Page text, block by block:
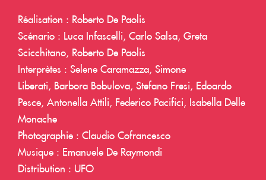
Réalisation : Roberto De Paolis
Scénario : Luca Infascelli, Carlo Salsa, Greta
Scicchitano, Roberto De Paolis
Interprètes : Selene Caramazza, Simone
Liberati, Barbora Bobulova, Stefano Fresi, Edoardo
Pesce, Antonella Attili, Federico Pacifici, Isabella Delle
Monache
Photographie : Claudio Cofrancesco
Musique : Emanuele De Raymondi
Distribution : UFO